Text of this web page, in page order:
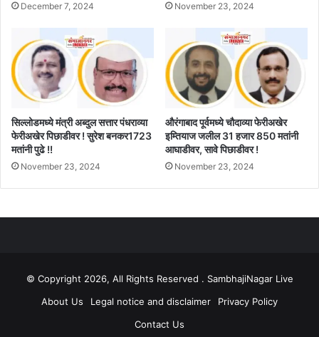
December 7, 2024 November 23, 2024
सिल्लोडमध्ये मंत्री अब्दुल सत्तार पंधराव्या
फेरीअखेर पिछाडीवर ! सुरेश बनकर1723
मतांनी पुढे !!
November 23, 2024
औरंगाबाद पूर्वमध्ये चौदाव्या फेरीअखेर
इम्तियाज जलील 31 हजार 850 मतांनी
आघाडीवर, सावे पिछाडीवर !
November 23, 2024
© Copyright 2026, All Rights Reserved . SambhajiNagar Live
About Us
Legal notice and disclaimer
Privacy Policy
Contact Us